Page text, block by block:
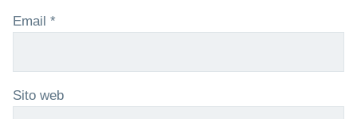
Email *
Sito web